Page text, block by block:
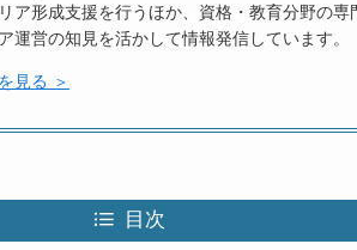
ア形成支援を行うほか、資格・教育分野の
運営の知見を活かして情報発信しています。
見る ＞
目次